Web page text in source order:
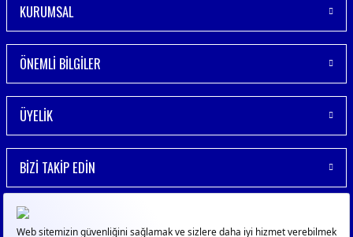
KURUMSAL
ÖNEMLİ BİLGİLER
ÜYELİK
BİZİ TAKİP EDİN